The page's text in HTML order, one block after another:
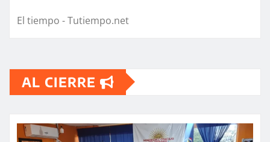
El tiempo - Tutiempo.net
AL CIERRE